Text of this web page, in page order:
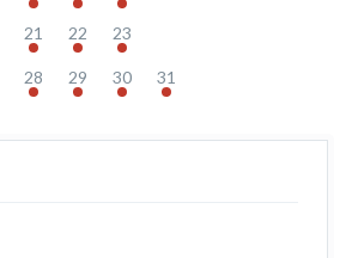
21 22 23
28 29 30 31